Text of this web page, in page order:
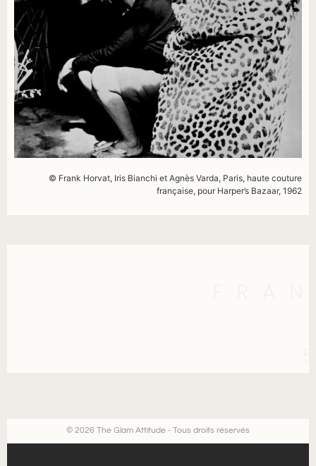
© Frank Horvat, Iris Bianchi et Agnès Varda, Paris, haute couture
française, pour Harper’s Bazaar, 1962
© 2026 The Glam Attitude - Tous droits réservés